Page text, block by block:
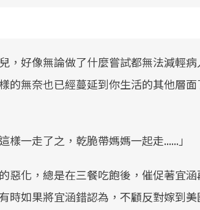
，好像無論做了什麼嘗試都無法減輕病
的無奈也已經蔓延到你生活的其他層
樣一走了之，乾脆帶媽媽一起走......」
惡化，總是在三餐吃飽後，催促著宜
時如果將宜涵錯認為，不顧反對嫁到美
療院所的服務，更是民眾了
狀況、啟動健康管理的重